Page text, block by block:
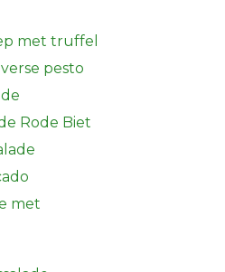
met truffel
pesto
Rode Biet
met